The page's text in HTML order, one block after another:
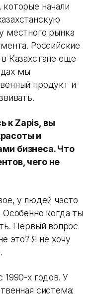
начали
местного рынка
Российские
Казахстане еще
мы
продукт и
к Zapis, вы
и
бизнеса. Что
чего не
у людей часто
Особенно когда ты
Первый вопрос
это? Я не хочу
1990-х годов. У
система: